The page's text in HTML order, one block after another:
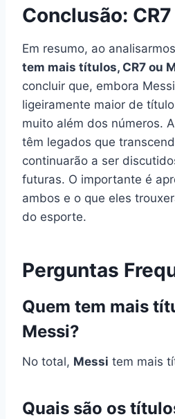
Conclusão:
Em resumo, ao
tem mais títulos, CR7 ou
concluir que, embora
ligeiramente maior de
muito além dos números.
têm legados que
continuarão a ser
futuras. O importante é
ambos e o que eles
do esporte.
Perguntas
Quem tem mais
Messi?
No total, Messi tem mais
Quais são os